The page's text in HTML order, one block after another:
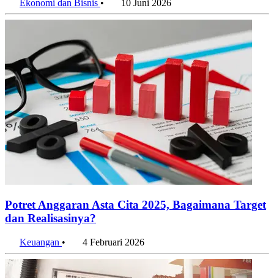
Ekonomi dan Bisnis • 10 Juni 2026
Potret Anggaran Asta Cita 2025, Bagaimana Target
dan Realisasinya?
Keuangan • 4 Februari 2026